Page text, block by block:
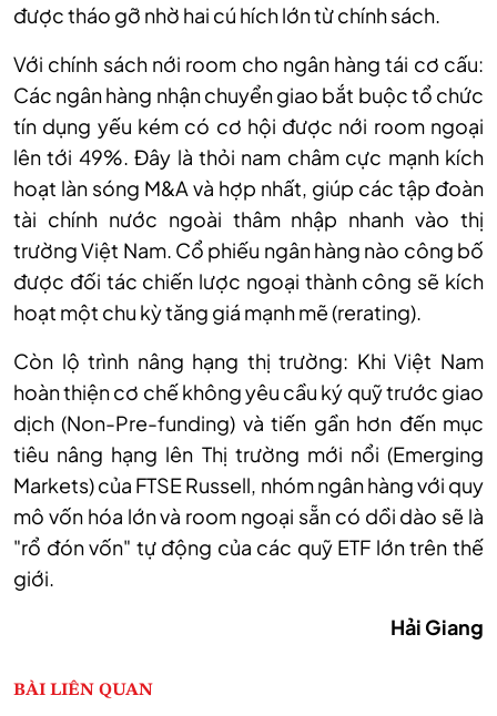
được tháo gỡ nhờ hai cú hích lớn từ chính sách.
Với chính sách nới room cho ngân hàng tái cơ cấu:
Các ngân hàng nhận chuyển giao bắt buộc tổ chức
tín dụng yếu kém có cơ hội được nới room ngoại
lên tới 49%. Đây là thỏi nam châm cực mạnh kích
hoạt làn sóng M&A và hợp nhất, giúp các tập đoàn
tài chính nước ngoài thâm nhập nhanh vào thị
trường Việt Nam. Cổ phiếu ngân hàng nào công bố
được đối tác chiến lược ngoại thành công sẽ kích
hoạt một chu kỳ tăng giá mạnh mẽ (rerating).
Còn lộ trình nâng hạng thị trường: Khi Việt Nam
hoàn thiện cơ chế không yêu cầu ký quỹ trước giao
dịch (Non-Pre-funding) và tiến gần hơn đến mục
tiêu nâng hạng lên Thị trường mới nổi (Emerging
Markets) của FTSE Russell, nhóm ngân hàng với quy
mô vốn hóa lớn và room ngoại sẵn có dồi dào sẽ là
"rổ đón vốn" tự động của các quỹ ETF lớn trên thế
giới.
Hải Giang
BÀI LIÊN QUAN